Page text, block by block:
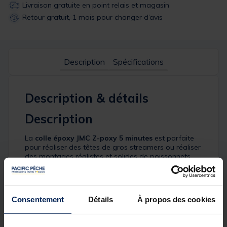
Consentement Détails À propos des cookies
Livraison gratuite en point relais et magasin
Retour gratuit, 1 mois pour changer d’avis
Description Spécifications
Description & détails
Description
La colle époxy JMC Z-poxy 5 minutes est parfaite
pour réaliser des têtes de gros streamers ou réaliser
des montages réalistes et solides de poissonnets.
Détails
Z-poxy - 5 minutes
Cette résine époxy de très haute qualité est
distribuée avec ses deux composants en flacons